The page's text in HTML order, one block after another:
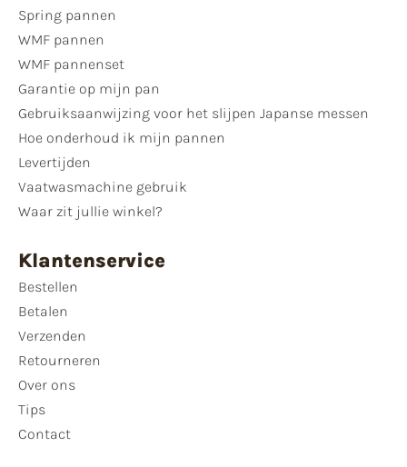
Spring pannen
WMF pannen
WMF pannenset
Garantie op mijn pan
Gebruiksaanwijzing voor het slijpen Japanse messen
Hoe onderhoud ik mijn pannen
Levertijden
Vaatwasmachine gebruik
Waar zit jullie winkel?
Klantenservice
Bestellen
Betalen
Verzenden
Retourneren
Over ons
Tips
Contact